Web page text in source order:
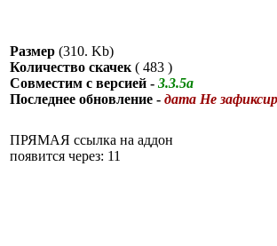
Размер (310. Kb)
Количество скачек ( 483 )
Совместим с версией - 3.3.5a
Последнее обновление - дата Не
ПРЯМАЯ ссылка на аддон
появится через: 11